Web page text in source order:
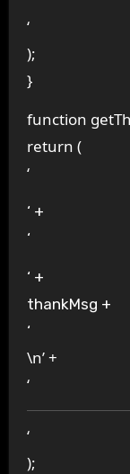
‘
);
}
function
return (
‘
‘ +
‘
‘ +
thankMsg +
‘
\n’ +
‘
‘
);